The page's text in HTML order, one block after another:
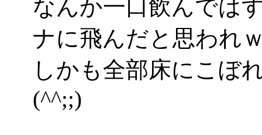
なんか一口飲んでは
ナに飛んだと思われ
しかも全部床にこぼ
(^^;;)